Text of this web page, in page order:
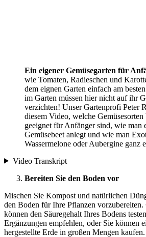
Ein eigener Gemüsegarten für
wie Tomaten, Radieschen und
dem eignen Garten einfach am
im Garten müssen hier nicht auf ihr
verzichten! Unser Gartenprofi Peter
diesem Video, welche Gemüsesorten
geeignet für Anfänger sind, wie man
Gemüsebeet anlegt und wie man
Wassermelone oder Aubergine ganz
Video Transkript
Bereiten Sie den Boden vor
Mischen Sie Kompost und natürlichen
den Boden für Ihre Pflanzen vorzubereiten.
können den Säuregehalt Ihres Bodens
Ergänzungen empfehlen, oder Sie können
hergestellte Erde in großen Mengen kaufen.